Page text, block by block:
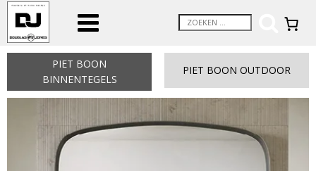
PIET BOON
BINNENTEGELS
PIET BOON OUTDOOR